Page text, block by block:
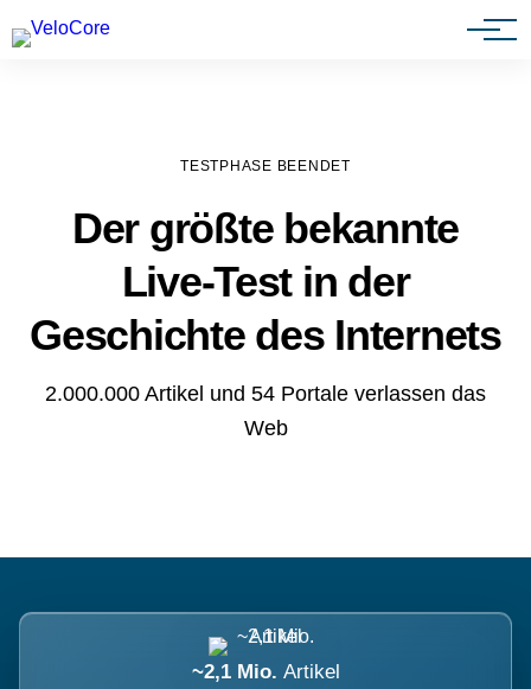
Agenturen & Webdesigner
TESTPHASE BEENDET
Der größte bekannte
Live-Test in der
Geschichte des Internets
2.000.000 Artikel und 54 Portale verlassen das
Web
~2,1 Mio. Artikel